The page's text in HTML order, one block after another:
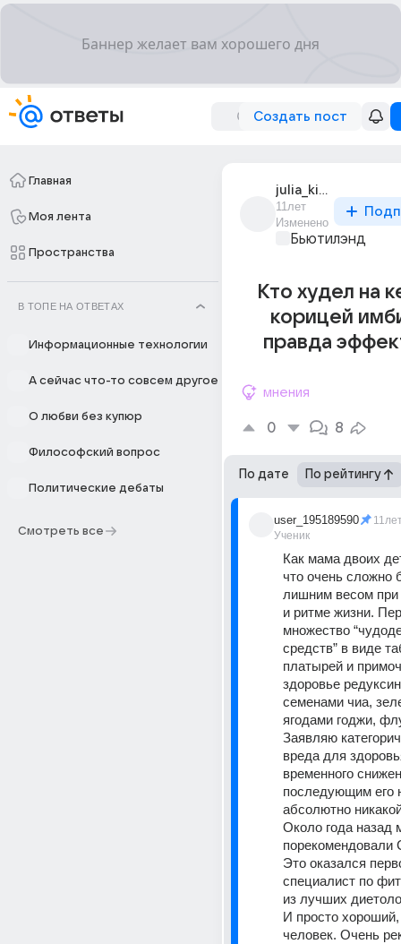
Создать пост
Главная
Моя лента
Пространства
В ТОПЕ НА ОТВЕТАХ
Информационные технологии
А сейчас что-то совсем другое
О любви без купюр
Философский вопрос
Политические дебаты
Смотреть все
julia_kim_62
11лет
Изменено
Бьютилэнд
Кто худел на
корицей
правда
мнения
0 8
По дате По рейтингу
user_195189590
Ученик
Как мама двоих
что очень сложно
лишним весом при
и ритме жизни.
множество
средств” в виде
платырей и
здоровье
семенами чиа,
ягодами годжи,
Заявляю
вреда для
временного
последующим его
абсолютно
Около года назад
порекомендовали
Это оказался
специалист по
из лучших
И просто
человек. Очень